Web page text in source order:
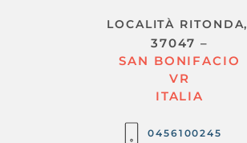
LOCALITÀ
37047 –
SAN BONIFACIO
VR
ITALIA
0456100245